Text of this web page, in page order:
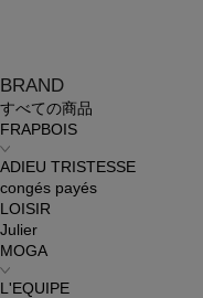
BRAND
すべての商品
FRAPBOIS
ADIEU TRISTESSE
congés payés
LOISIR
Julier
MOGA
L'EQUIPE